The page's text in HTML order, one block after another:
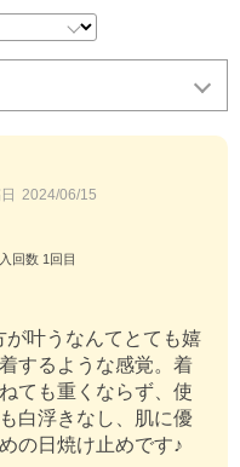
2024/06/15
回数 1回目
叶うなんてとても嬉
するような感覚。着
ても重くならず、使
白浮きなし、肌に優
の日焼け止めです♪